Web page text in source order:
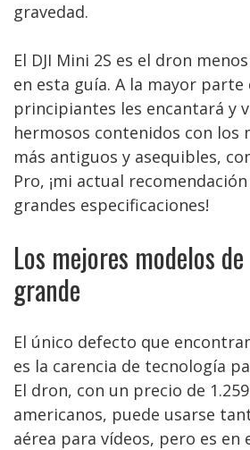
gravedad.
El DJI Mini 2S es el dron
en esta guía. A la mayor parte
principiantes les encantará y
hermosos contenidos con los
más antiguos y asequibles,
Pro, ¡mi actual
grandes especificaciones!
Los mejores modelos
grande
El único defecto que
es la carencia de tecnología
El dron, con un precio de
americanos, puede usarse
aérea para vídeos, pero es en